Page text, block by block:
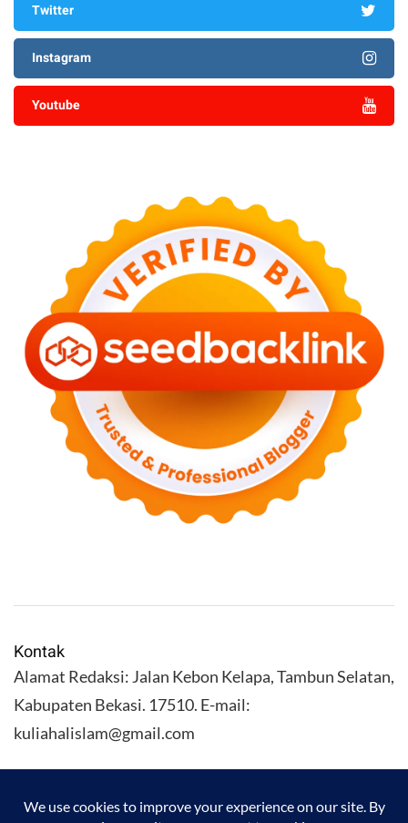
Twitter
Instagram
Youtube
Kontak
Alamat Redaksi: Jalan Kebon Kelapa, Tambun Selatan,
Kabupaten Bekasi. 17510. E-mail:
kuliahalislam@gmail.com